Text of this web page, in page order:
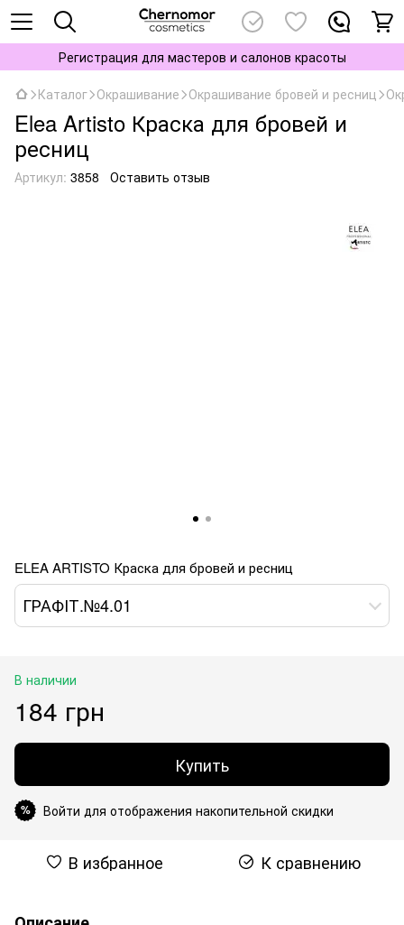
Регистрация для мастеров и салонов красоты
Каталог Окрашивание Окрашивание бровей и ресниц
Elea Artisto Краска для бровей и
ресниц
Артикул: 3858 Оставить отзыв
ELEA ARTISTO Краска для бровей и ресниц
ГРАФІТ.№4.01
В наличии
184 грн
Купить
% Войти для отображения накопительной скидки
В избранное К сравнению